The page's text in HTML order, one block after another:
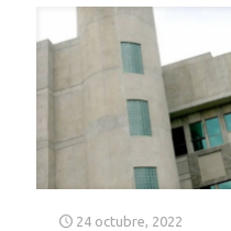
24 octubre, 2022